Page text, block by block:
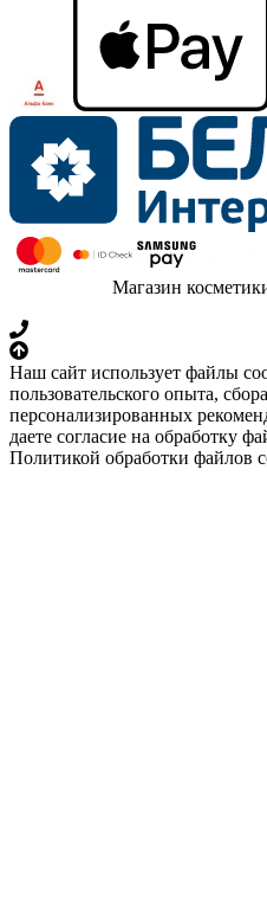
Магазин
Наш сайт использует файлы
пользовательского опыта,
персонализированных
даете согласие на обработку
Политикой обработки файлов